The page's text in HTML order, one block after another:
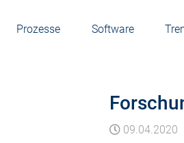
Prozesse Software
09.04.2020